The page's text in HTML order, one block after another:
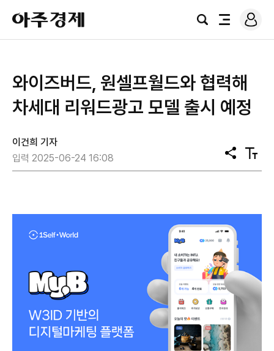
아
주
경
검
전
로
그
와이즈버드, 원셀프월드와 협력해
차세대 리워드광고 모델 출시 예정
이건희 기자
입력 2025-06-24 16:08
공
유
텍
스